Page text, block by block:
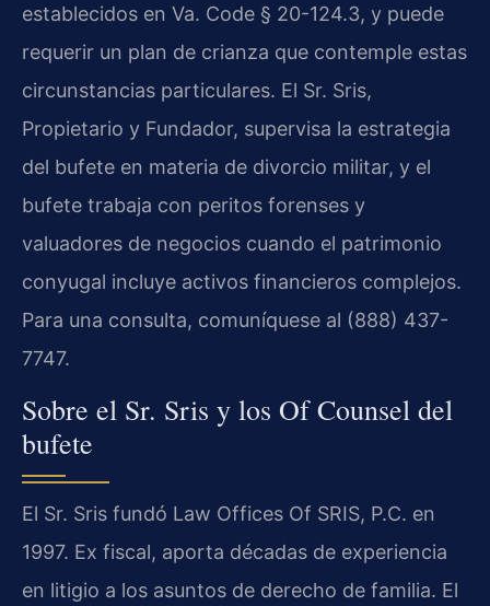
establecidos en Va. Code § 20-124.3, y puede
requerir un plan de crianza que contemple estas
circunstancias particulares. El Sr. Sris,
Propietario y Fundador, supervisa la estrategia
del bufete en materia de divorcio militar, y el
bufete trabaja con peritos forenses y
valuadores de negocios cuando el patrimonio
conyugal incluye activos financieros complejos.
Para una consulta, comuníquese al (888) 437-
7747.
Sobre el Sr. Sris y los Of Counsel del
bufete
El Sr. Sris fundó Law Offices Of SRIS, P.C. en
1997. Ex fiscal, aporta décadas de experiencia
en litigio a los asuntos de derecho de familia. El